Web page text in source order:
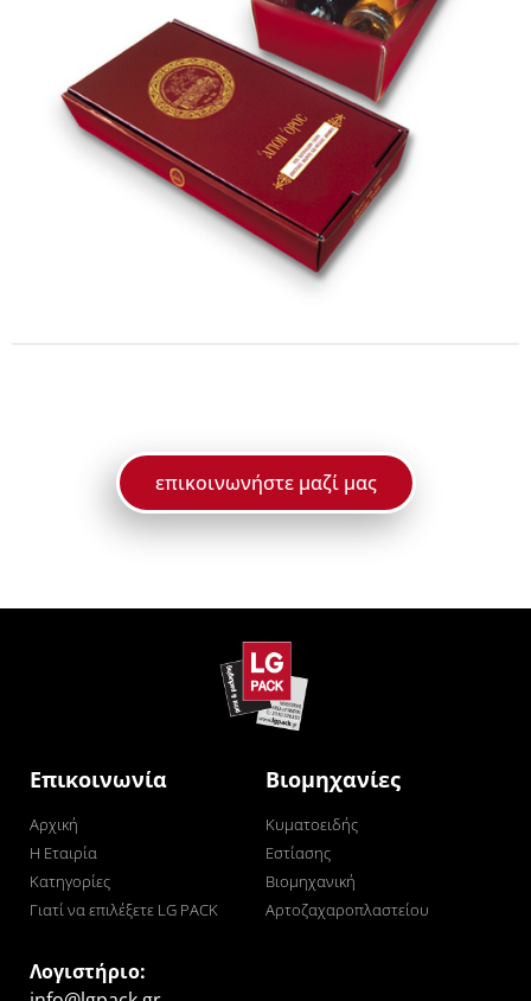
επικοινωνήστε μαζί μας
Επικοινωνία
Αρχική
Η Εταιρία
Κατηγορίες
Γιατί να επιλέξετε LG PACK
Βιομηχανίες
Κυματοειδής
Εστίασης
Βιομηχανική
Αρτοζαχαροπλαστείου
Λογιστήριο: